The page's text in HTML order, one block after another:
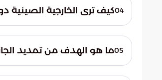
التعايش السلمي بين الدول.
واحترام سيادة الدول،
04كيف ترى الخارجية الصينية
المسلحة. وتعتبر بكين أن
الجهود التي بذلتها الأطراف
05ما هو الهدف من تمديد